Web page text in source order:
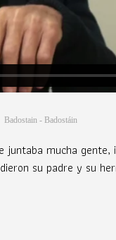
Badostain - Badostáin
mucha gente,
su padre y su